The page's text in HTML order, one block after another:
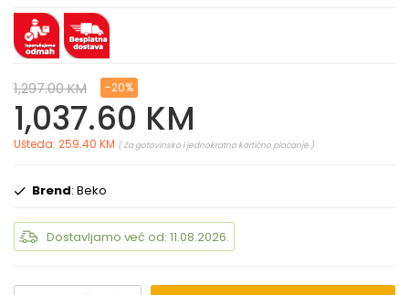
1,297.00 KM -20%
1,037.60 KM
Ušteda: 259.40 KM ( Za gotovinsko i jednokratno kartično plaćanje )
Brend: Beko
Dostavljamo već od: 11.08.2026.